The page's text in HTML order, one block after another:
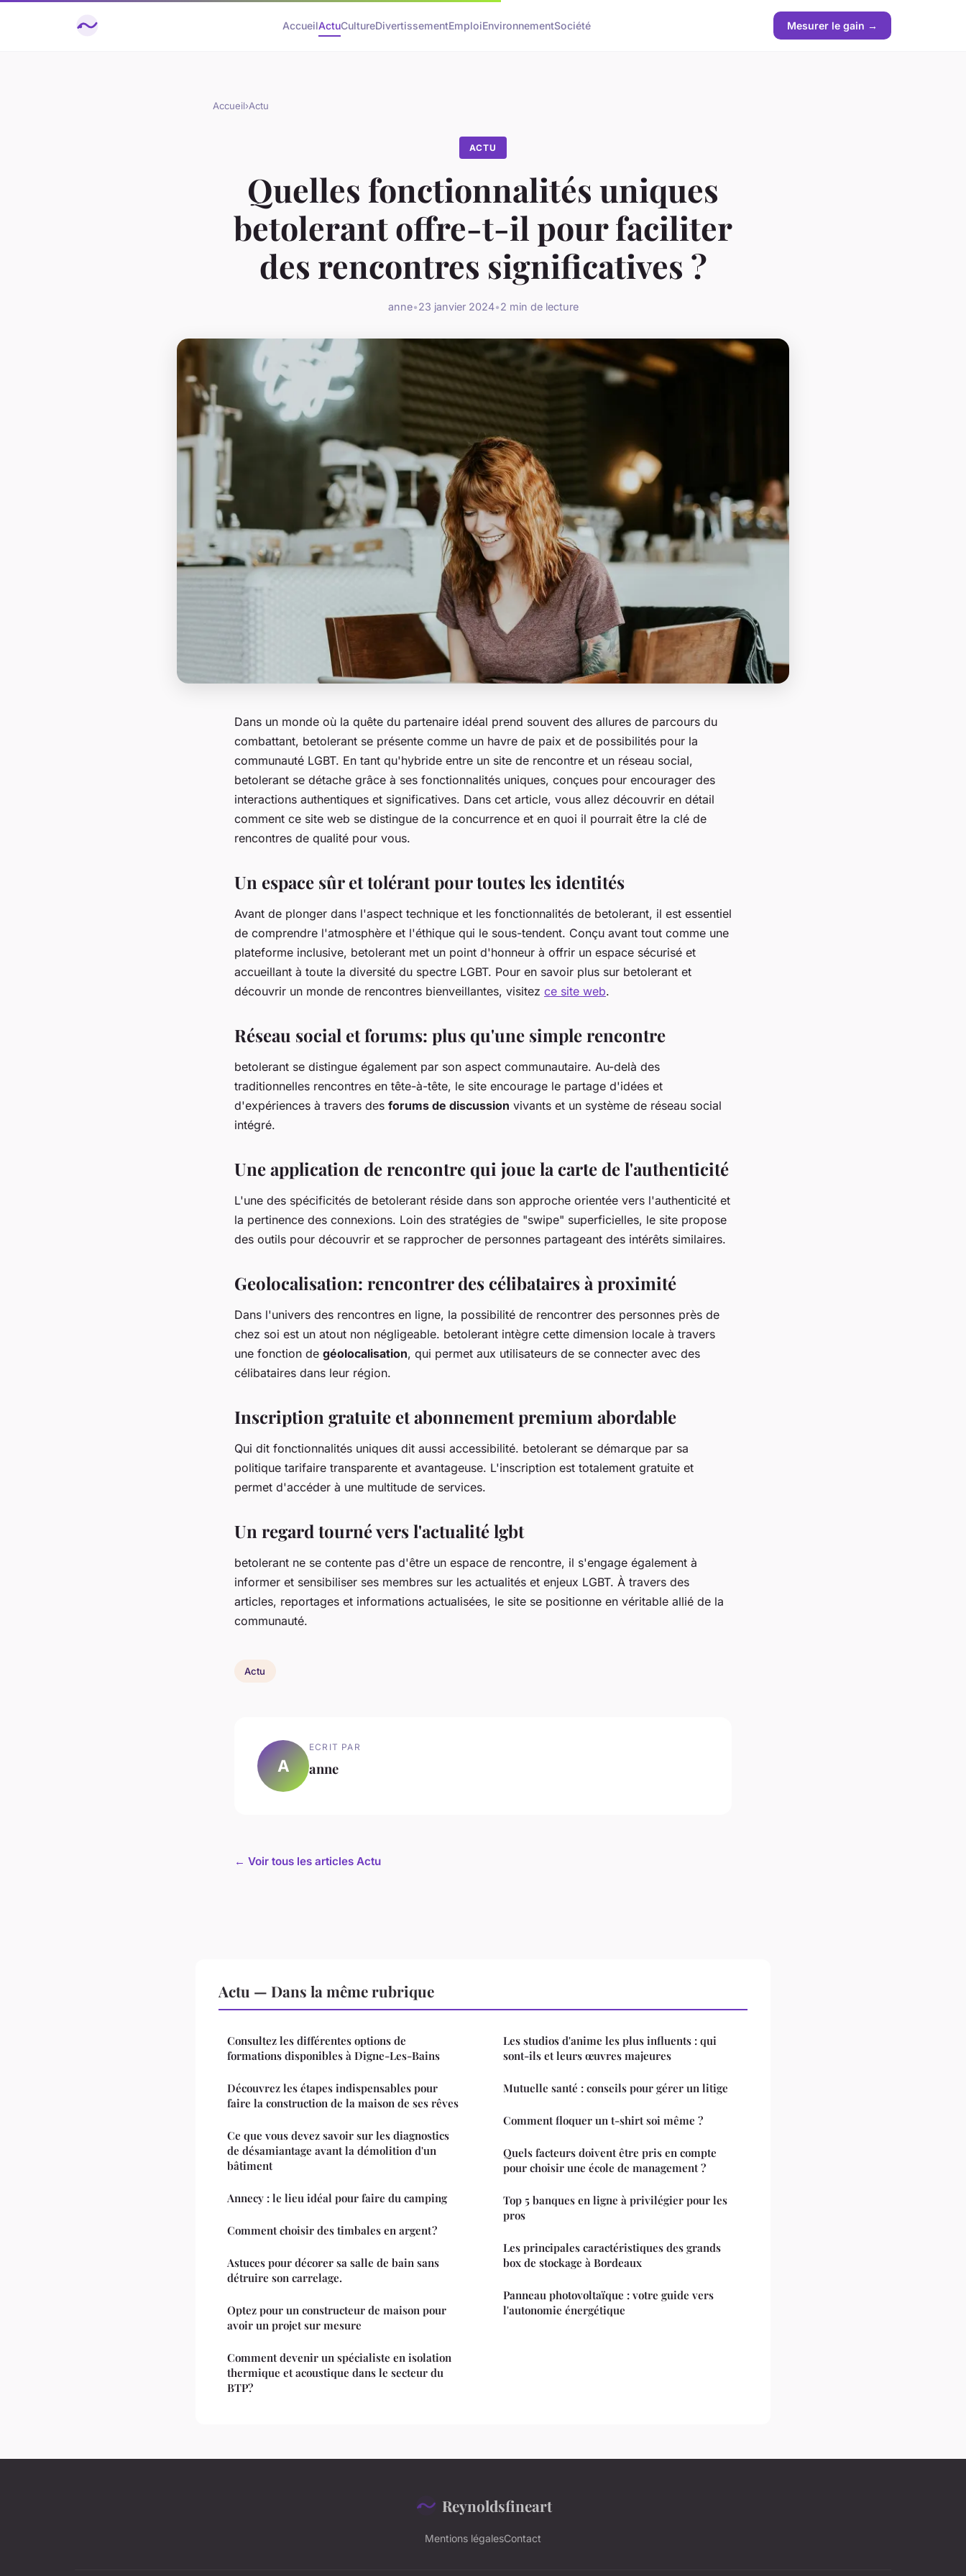
AccueilActuCultureDivertissementEmploiEnvironnementSociété Mesurer le gain →
Accueil›Actu
ACTU
Quelles fonctionnalités uniques
betolerant offre-t-il pour faciliter
des rencontres significatives ?
anne•23 janvier 2024•2 min de lecture
Dans un monde où la quête du partenaire idéal prend souvent des allures de parcours du
combattant, betolerant se présente comme un havre de paix et de possibilités pour la
communauté LGBT. En tant qu'hybride entre un site de rencontre et un réseau social,
betolerant se détache grâce à ses fonctionnalités uniques, conçues pour encourager des
interactions authentiques et significatives. Dans cet article, vous allez découvrir en détail
comment ce site web se distingue de la concurrence et en quoi il pourrait être la clé de
rencontres de qualité pour vous.
Un espace sûr et tolérant pour toutes les identités
Avant de plonger dans l'aspect technique et les fonctionnalités de betolerant, il est essentiel
de comprendre l'atmosphère et l'éthique qui le sous-tendent. Conçu avant tout comme une
plateforme inclusive, betolerant met un point d'honneur à offrir un espace sécurisé et
accueillant à toute la diversité du spectre LGBT. Pour en savoir plus sur betolerant et
découvrir un monde de rencontres bienveillantes, visitez ce site web.
Réseau social et forums: plus qu'une simple rencontre
betolerant se distingue également par son aspect communautaire. Au-delà des
traditionnelles rencontres en tête-à-tête, le site encourage le partage d'idées et
d'expériences à travers des forums de discussion vivants et un système de réseau social
intégré.
Une application de rencontre qui joue la carte de l'authenticité
L'une des spécificités de betolerant réside dans son approche orientée vers l'authenticité et
la pertinence des connexions. Loin des stratégies de "swipe" superficielles, le site propose
des outils pour découvrir et se rapprocher de personnes partageant des intérêts similaires.
Geolocalisation: rencontrer des célibataires à proximité
Dans l'univers des rencontres en ligne, la possibilité de rencontrer des personnes près de
chez soi est un atout non négligeable. betolerant intègre cette dimension locale à travers
une fonction de géolocalisation, qui permet aux utilisateurs de se connecter avec des
célibataires dans leur région.
Inscription gratuite et abonnement premium abordable
Qui dit fonctionnalités uniques dit aussi accessibilité. betolerant se démarque par sa
politique tarifaire transparente et avantageuse. L'inscription est totalement gratuite et
permet d'accéder à une multitude de services.
Un regard tourné vers l'actualité lgbt
betolerant ne se contente pas d'être un espace de rencontre, il s'engage également à
informer et sensibiliser ses membres sur les actualités et enjeux LGBT. À travers des
articles, reportages et informations actualisées, le site se positionne en véritable allié de la
communauté.
Actu
A
ECRIT PAR
anne
← Voir tous les articles Actu
Actu — Dans la même rubrique
Consultez les différentes options de
formations disponibles à Digne-Les-Bains
Découvrez les étapes indispensables pour
faire la construction de la maison de ses rêves
Ce que vous devez savoir sur les diagnostics
de désamiantage avant la démolition d'un
bâtiment
Annecy : le lieu idéal pour faire du camping
Comment choisir des timbales en argent ?
Astuces pour décorer sa salle de bain sans
détruire son carrelage.
Optez pour un constructeur de maison pour
avoir un projet sur mesure
Comment devenir un spécialiste en isolation
thermique et acoustique dans le secteur du
BTP?
Les studios d'anime les plus influents : qui
sont-ils et leurs œuvres majeures
Mutuelle santé : conseils pour gérer un litige
Comment floquer un t-shirt soi même ?
Quels facteurs doivent être pris en compte
pour choisir une école de management ?
Top 5 banques en ligne à privilégier pour les
pros
Les principales caractéristiques des grands
box de stockage à Bordeaux
Panneau photovoltaïque : votre guide vers
l'autonomie énergétique
Reynoldsfineart
Mentions légalesContact